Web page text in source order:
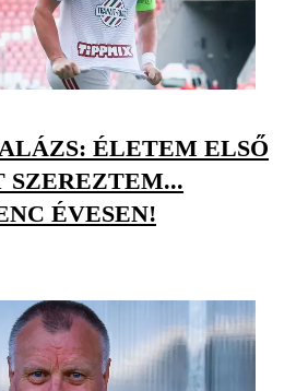
ÉLETEM ELSŐ
SZEREZTEM...
ÉVESEN!